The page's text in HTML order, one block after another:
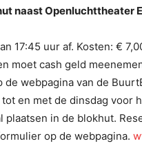
naast Openluchttheater
17:45 uur af. Kosten: €
moet cash geld
de webpagina van de
en met de dinsdag voor
plaatsen in de blokhut.
op de webpagina.